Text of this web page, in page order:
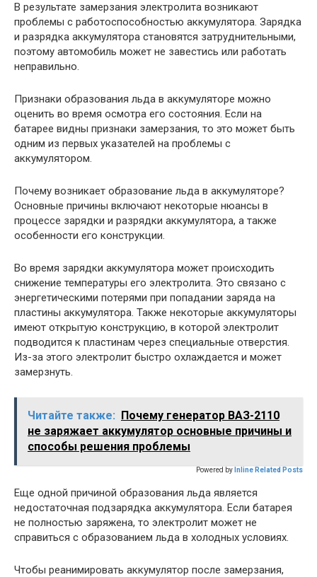
В результате замерзания электролита возникают
проблемы с работоспособностью аккумулятора. Зарядка
и разрядка аккумулятора становятся затруднительными,
поэтому автомобиль может не завестись или работать
неправильно.
Признаки образования льда в аккумуляторе можно
оценить во время осмотра его состояния. Если на
батарее видны признаки замерзания, то это может быть
одним из первых указателей на проблемы с
аккумулятором.
Почему возникает образование льда в аккумуляторе?
Основные причины включают некоторые нюансы в
процессе зарядки и разрядки аккумулятора, а также
особенности его конструкции.
Во время зарядки аккумулятора может происходить
снижение температуры его электролита. Это связано с
энергетическими потерями при попадании заряда на
пластины аккумулятора. Также некоторые аккумуляторы
имеют открытую конструкцию, в которой электролит
подводится к пластинам через специальные отверстия.
Из-за этого электролит быстро охлаждается и может
замерзнуть.
Читайте также: Почему генератор ВАЗ-2110
не заряжает аккумулятор основные причины и
способы решения проблемы
Powered by Inline Related Posts
Еще одной причиной образования льда является
недостаточная подзарядка аккумулятора. Если батарея
не полностью заряжена, то электролит может не
справиться с образованием льда в холодных условиях.
Чтобы реанимировать аккумулятор после замерзания,